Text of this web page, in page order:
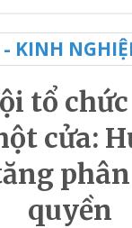
KINH
tổ
cửa:
quyền